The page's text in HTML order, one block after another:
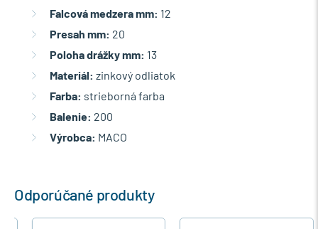
Falcová medzera mm: 12
Presah mm: 20
Poloha drážky mm: 13
Materiál: zinkový odliatok
Farba: strieborná farba
Balenie: 200
Výrobca: MACO
Odporúčané produkty